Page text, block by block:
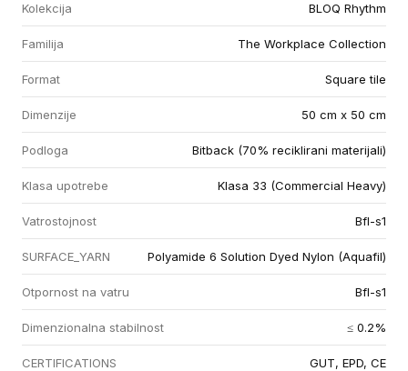
Kolekcija BLOQ Rhythm
Familija The Workplace Collection
Format Square tile
Dimenzije 50 cm x 50 cm
Podloga Bitback (70% reciklirani materijali)
Klasa upotrebe Klasa 33 (Commercial Heavy)
Vatrostojnost Bfl-s1
SURFACE_YARN Polyamide 6 Solution Dyed Nylon (Aquafil)
Otpornost na vatru Bfl-s1
Dimenzionalna stabilnost ≤ 0.2%
CERTIFICATIONS GUT, EPD, CE